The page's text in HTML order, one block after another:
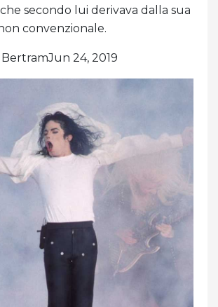
secondo lui derivava dalla sua
convenzionale.
BertramJun 24, 2019